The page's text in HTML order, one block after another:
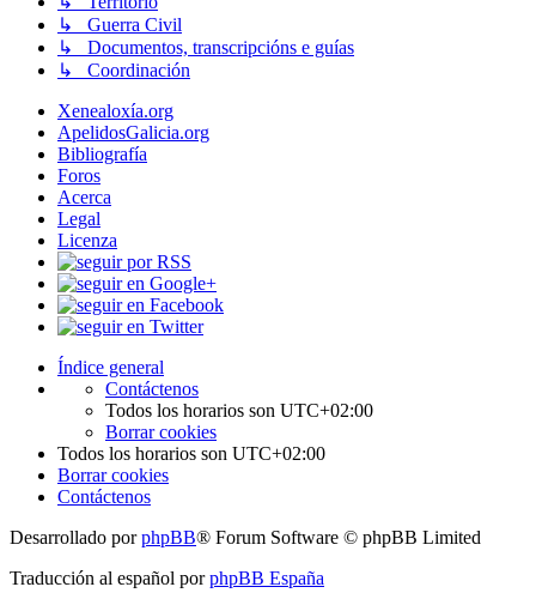
↳ Guerra Civil
↳ Documentos, transcripcións e guías
↳ Coordinación
Xenealoxía.org
ApelidosGalicia.org
Bibliografía
Foros
Acerca
Legal
Licenza
Índice general
Contáctenos
Todos los horarios son UTC+02:00
Borrar cookies
Todos los horarios son UTC+02:00
Borrar cookies
Contáctenos
Desarrollado porphpBB® Forum Software © phpBB Limited
Traducción al español porphpBB España